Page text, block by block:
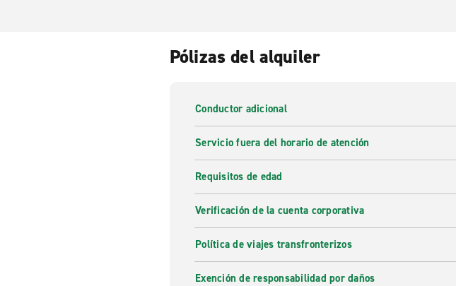
Pólizas del alquiler
Conductor adicional
Servicio fuera del horario de atención
Requisitos de edad
Verificación de la cuenta corporativa
Política de viajes transfronterizos
Exención de responsabilidad por daños